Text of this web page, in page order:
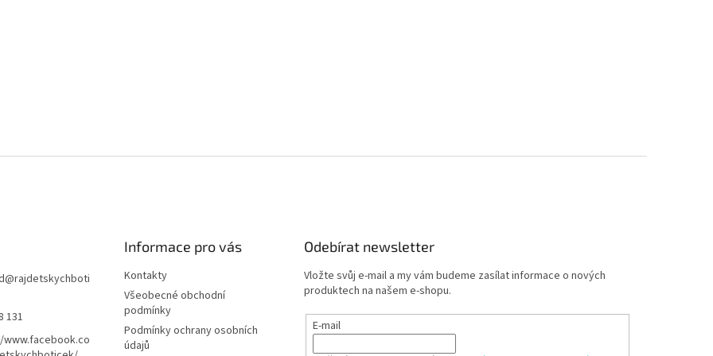
@rajdetskychboti
131
Informace pro vás
Kontakty
Všeobecné obchodní
podmínky
Podmínky ochrany osobních
údajů
Odebírat newsletter
Vložte svůj e-mail a my vám budeme zasílat informace o nových
produktech na našem e-shopu.
E-mail